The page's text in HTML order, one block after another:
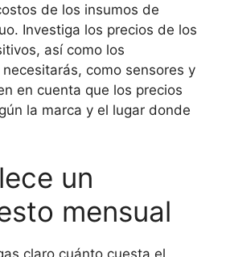
de los insumos de
Investiga los precios de los
así como los
como sensores y
en cuenta que los precios
la marca y el lugar donde
un
mensual